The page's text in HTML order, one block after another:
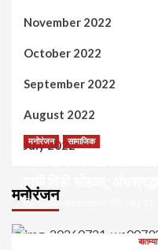
November 2022
October 2022
September 2022
August 2022
July 2022
मनोरंजन
मनोरंजन सामाजिक
पायी दिंडी सोहळा;
saptahiksandesh
बातम्या